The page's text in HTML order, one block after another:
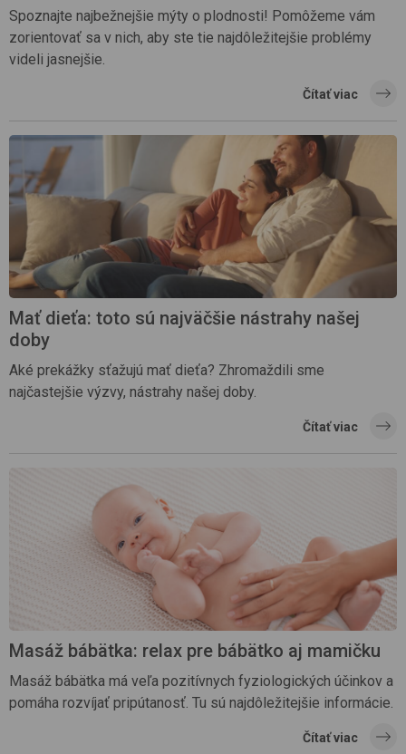
Spoznajte najbežnejšie mýty o plodnosti! Pomôžeme vám
zorientovať sa v nich, aby ste tie najdôležitejšie problémy
videli jasnejšie.
Čítať viac
Mať dieťa: toto sú najväčšie nástrahy našej
doby
Aké prekážky sťažujú mať dieťa? Zhromaždili sme
najčastejšie výzvy, nástrahy našej doby.
Čítať viac
Masáž bábätka: relax pre bábätko aj mamičku
Masáž bábätka má veľa pozitívnych fyziologických účinkov a
pomáha rozvíjať pripútanosť. Tu sú najdôležitejšie informácie.
Čítať viac